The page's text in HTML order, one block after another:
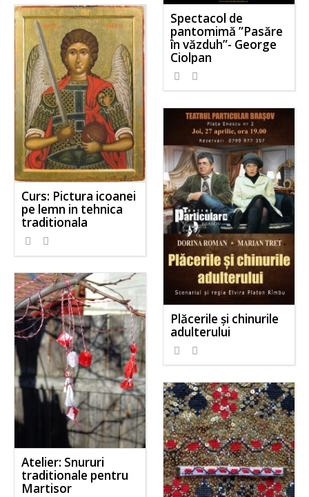
Spectacol de
pantomimă ”Pasăre
în văzduh”- George
Ciolpan
Curs: Pictura icoanei
pe lemn in tehnica
traditionala
Plăcerile și chinurile
adulterului
Atelier: Snururi
traditionale pentru
Martisor